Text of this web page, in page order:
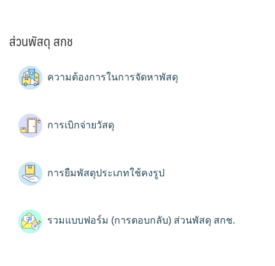
ส่วนพัสดุ สกช
ความต้องการในการจัดหาพัสดุ
การเบิกจ่ายวัสดุ
การยืมพัสดุประเภทใช้คงรูป
รวมแบบฟอร์ม (การตอบกลับ) ส่วนพัสดุ สกช.